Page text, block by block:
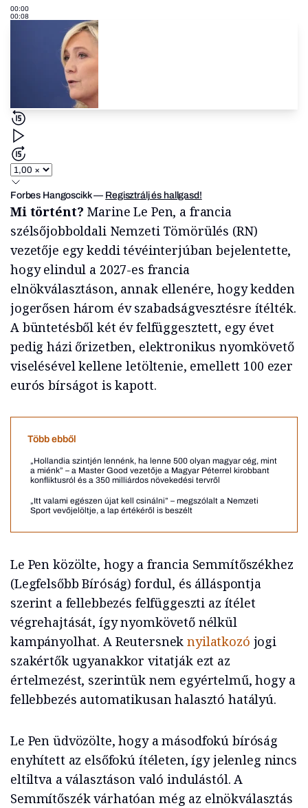
00:00
00:08
Forbes Hangoscikk— Regisztrálj és hallgasd!
Mi történt? Marine Le Pen, a francia
szélsőjobboldali Nemzeti Tömörülés (RN)
vezetője egy keddi tévéinterjúban bejelentette,
hogy elindul a 2027-es francia
elnökválasztáson, annak ellenére, hogy kedden
jogerősen három év szabadságvesztésre ítélték.
A büntetésből két év felfüggesztett, egy évet
pedig házi őrizetben, elektronikus nyomkövető
viselésével kellene letöltenie, emellett 100 ezer
eurós bírságot is kapott.
Több ebből
„Hollandia szintjén lennénk, ha lenne 500 olyan magyar cég, mint
a miénk” – a Master Good vezetője a Magyar Péterrel kirobbant
konfliktusról és a 350 milliárdos növekedési tervről
„Itt valami egészen újat kell csinálni” – megszólalt a Nemzeti
Sport vevőjelöltje, a lap értékéről is beszélt
Le Pen közölte, hogy a francia Semmítőszékhez
(Legfelsőbb Bíróság) fordul, és álláspontja
szerint a fellebbezés felfüggeszti az ítélet
végrehajtását, így nyomkövető nélkül
kampányolhat. A Reutersneknyilatkozó jogi
szakértők ugyanakkor vitatják ezt az
értelmezést, szerintük nem egyértelmű, hogy a
fellebbezés automatikusan halasztó hatályú.
Le Pen üdvözölte, hogy a másodfokú bíróság
enyhített az elsőfokú ítéleten, így jelenleg nincs
eltiltva a választáson való indulástól. A
Semmítőszék várhatóan még az elnökválasztás